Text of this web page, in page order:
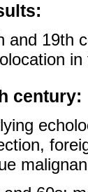
and 19th
century: